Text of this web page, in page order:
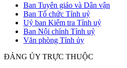
Ban Tuyên giáo và Dân vận
Ban Tổ chức Tỉnh uỷ
Uỷ ban Kiểm tra Tỉnh uỷ
Ban Nội chính Tỉnh uỷ
Văn phòng Tỉnh ủy
ĐẢNG ỦY TRỰC THUỘC